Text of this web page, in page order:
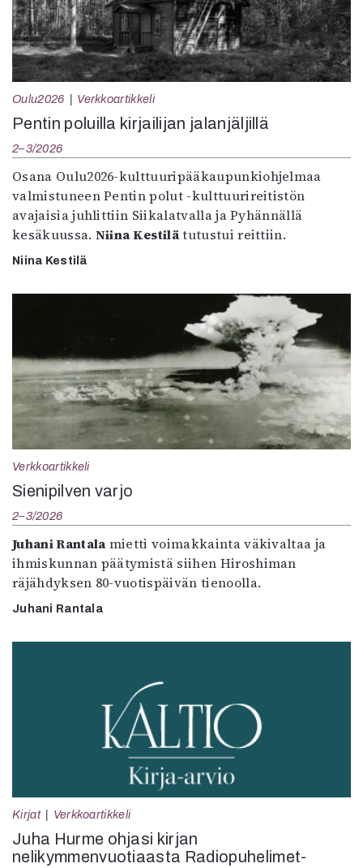
Oulu2026 Verkkoartikkeli
Pentin poluilla kirjailijan jalanjäljillä
2–3/2026
Osana Oulu2026-kulttuuripääkaupunkiohjelmaa
valmistuneen Pentin polut -kulttuurireitistön
avajaisia juhlittiin Siikalatvalla ja Pyhännällä
kesäkuussa. Niina Kestilätutustui reittiin.
Niina Kestilä
Verkkoartikkeli
Sienipilven varjo
2–3/2026
Juhani Rantala mietti voimakkainta väkivaltaa ja
ihmiskunnan päätymistä siihen Hiroshiman
räjähdyksen 80-vuotispäivän tienoolla.
Juhani Rantala
Kirjat Verkkoartikkeli
Juha Hurme ohjasi kirjan
nelikymmenvuotiaasta Radiopuhelimet-